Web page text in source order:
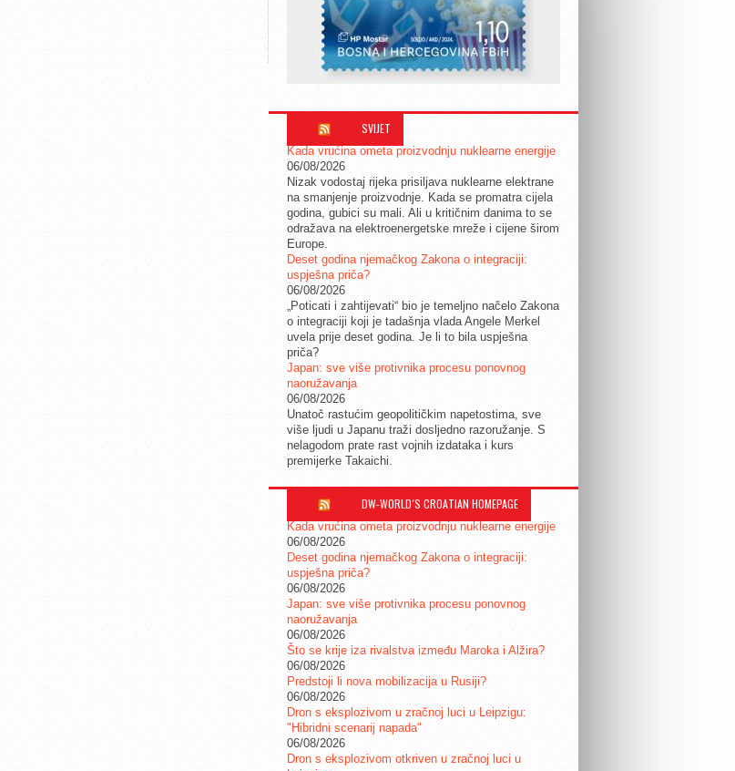
SVIJET
Kada vrućina ometa proizvodnju nuklearne energije
06/08/2026
Nizak vodostaj rijeka prisiljava nuklearne elektrane
na smanjenje proizvodnje. Kada se promatra cijela
godina, gubici su mali. Ali u kritičnim danima to se
odražava na elektroenergetske mreže i cijene širom
Europe.
Deset godina njemačkog Zakona o integraciji:
uspješna priča?
06/08/2026
„Poticati i zahtijevati“ bio je temeljno načelo Zakona
o integraciji koji je tadašnja vlada Angele Merkel
uvela prije deset godina. Je li to bila uspješna
priča?
Japan: sve više protivnika procesu ponovnog
naoružavanja
06/08/2026
Unatoč rastućim geopolitičkim napetostima, sve
više ljudi u Japanu traži dosljedno razoružanje. S
nelagodom prate rast vojnih izdataka i kurs
premijerke Takaichi.
DW-WORLD´S CROATIAN HOMEPAGE
Kada vrućina ometa proizvodnju nuklearne energije
06/08/2026
Deset godina njemačkog Zakona o integraciji:
uspješna priča?
06/08/2026
Japan: sve više protivnika procesu ponovnog
naoružavanja
06/08/2026
Što se krije iza rivalstva između Maroka i Alžira?
06/08/2026
Predstoji li nova mobilizacija u Rusiji?
06/08/2026
Dron s eksplozivom u zračnoj luci u Leipzigu:
"Hibridni scenarij napada"
06/08/2026
Dron s eksplozivom otkriven u zračnoj luci u